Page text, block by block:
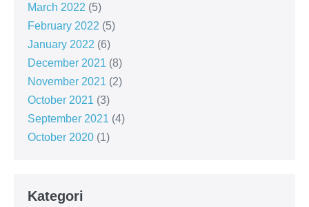
March 2022 (5)
February 2022 (5)
January 2022 (6)
December 2021 (8)
November 2021 (2)
October 2021 (3)
September 2021 (4)
October 2020 (1)
Kategori